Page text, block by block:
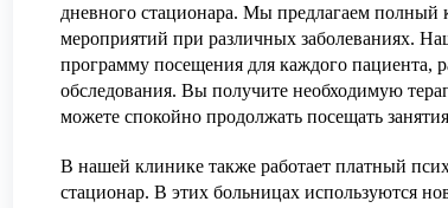
дневного стационара. Мы предлагаем полный
мероприятий при различных заболеваниях.
программу посещения для каждого пациента,
обследования. Вы получите необходимую
можете спокойно продолжать посещать
В нашей клинике также работает платный
стационар. В этих больницах используются